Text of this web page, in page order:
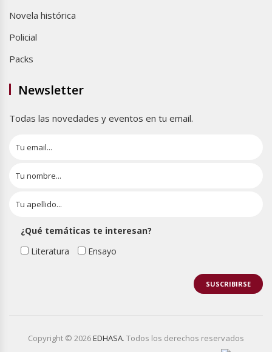
Novela histórica
Policial
Packs
Newsletter
Todas las novedades y eventos en tu email.
¿Qué temáticas te interesan?
Literatura
Ensayo
Copyright © 2026EDHASA. Todos los derechos reservados